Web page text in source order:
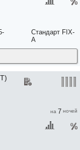
HOTEL
Стандарт FIX-
A
7